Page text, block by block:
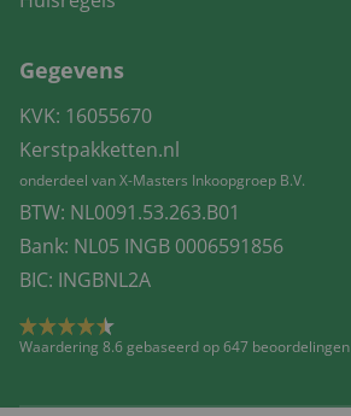
Gegevens
KVK: 16055670
Kerstpakketten.nl
onderdeel van X-Masters Inkoopgroep B.V.
BTW: NL0091.53.263.B01
Bank: NL05 INGB 0006591856
BIC: INGBNL2A
Waardering 8.6 gebaseerd op 647 beoordelingen